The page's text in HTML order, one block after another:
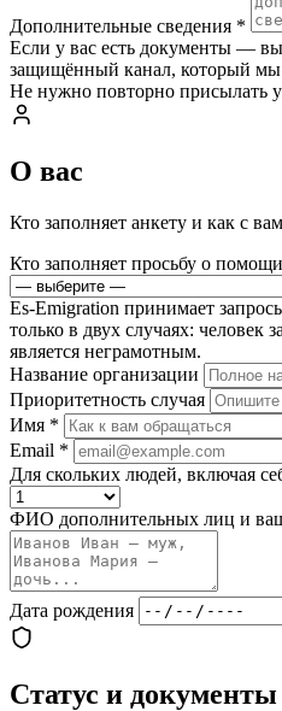
Дополнительные сведения *
Если у вас есть документы —
защищённый канал, который мы
Не нужно повторно присылать
О вас
Кто заполняет анкету и как с
Кто заполняет просьбу о
Es-Emigration принимает
только в двух случаях: человек
является неграмотным.
Название организации
Приоритетность случая
Имя *
Email *
Для скольких людей, включая
ФИО дополнительных лиц и
Дата рождения
Статус и документы